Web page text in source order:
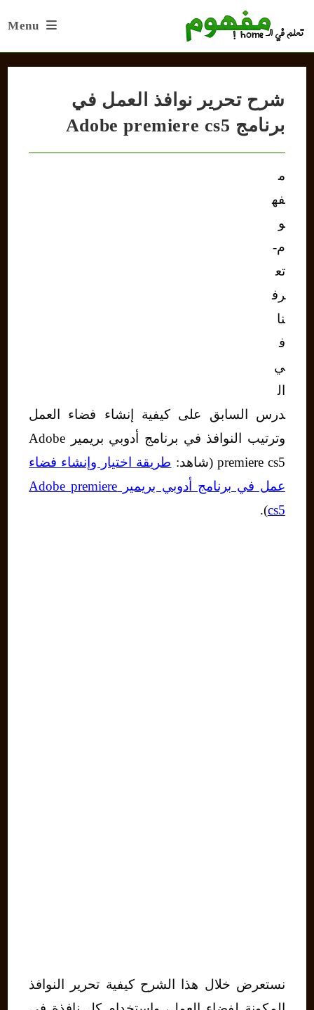
Menu
شرح تحرير نوافذ العمل في
برنامج Adobe premiere cs5
م
فه
و
م-
تع
رف
نا
ف
ي
ال
درس السابق على كيفية إنشاء فضاء العمل
وترتيب النوافذ في برنامج أدوبي بريمير Adobe
premiere cs5 (شاهد:
طريقة اختيار وإنشاء فضاء
عمل في برنامج أدوبي بريمير Adobe premiere
cs5
).
نستعرض خلال هذا الشرح كيفية تحرير النوافذ